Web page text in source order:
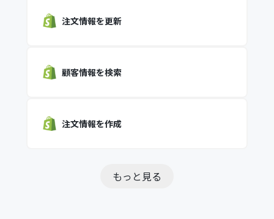
注文情報を更新
顧客情報を検索
注文情報を作成
もっと見る